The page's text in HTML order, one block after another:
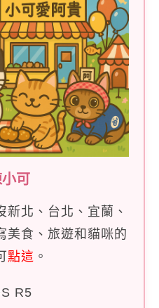
可
新北、台北、宜蘭、
美食、旅遊和貓咪的
點這 。
R5